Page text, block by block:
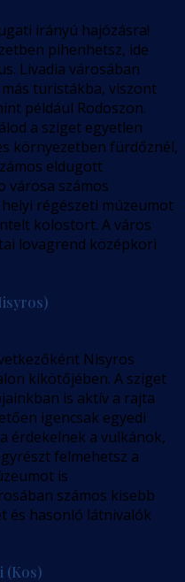
irányú hajózásra!
pihenhetsz, ide
Livadia városában
turistákba, viszont
például Rodoszon.
a sziget egyetlen
környezetben fürdőznél,
eldugott
városa számos
régészeti múzeumot
kolostort. A város
lovagrend középkori
Nisyros
kikötőjében. A sziget
is aktív a rajta
igencsak egyedi
érdekelnek a vulkánok,
felmehetsz a
is
számos kisebb
és hasonló látnivalók
(Kos)